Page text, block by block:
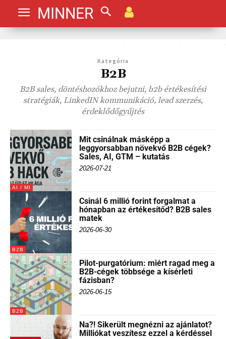
MINNER
Kategória
B2B
B2B sales, döntéshozókhoz bejutni, b2b értékesítési
stratégiák, LinkedIN kommunikáció, lead szerzés,
érdeklődőgyűjtés
AI / MI
Mit csinálnak másképp a
leggyorsabban növekvő B2B cégek?
Sales, AI, GTM – kutatás
2026-07-21
B2B
Csinál 6 millió forint forgalmat a
hónapban az értékesítőd? B2B sales
matek
2026-06-30
B2B
Pilot-purgatórium: miért ragad meg a
B2B-cégek többsége a kísérleti
fázisban?
2026-06-15
Na?! Sikerült megnézni az ajánlatot?
Milliókat veszítesz ezzel a kérdéssel